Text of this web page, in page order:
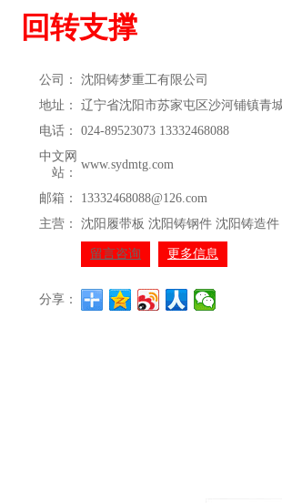
回转支撑
公司：
沈阳铸梦重工有限公司
地址：
辽宁省沈阳市苏家屯区沙河铺镇青
电话：
024-89523073 13332468088
中文网
站：
www.sydmtg.com
邮箱：
13332468088@126.com
主营：
沈阳履带板 沈阳铸钢件 沈阳铸造
留言咨询 更多信息
分享：